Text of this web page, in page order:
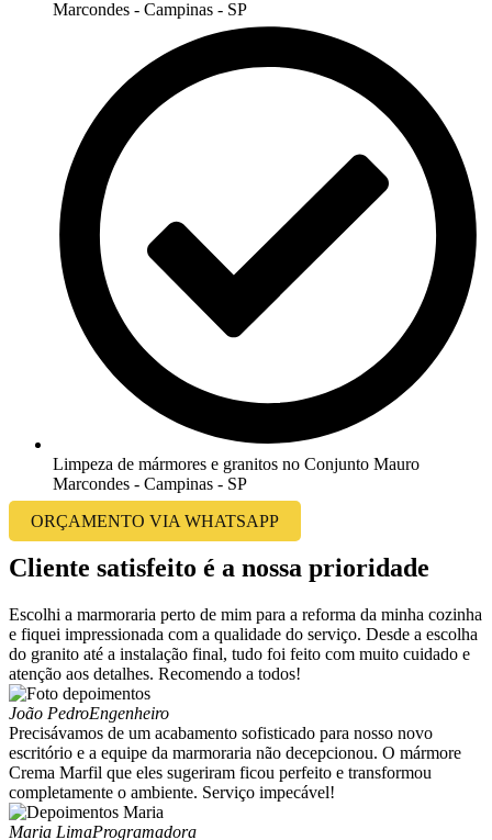
Marcondes - Campinas - SP
Limpeza de mármores e granitos no Conjunto Mauro
Marcondes - Campinas - SP
ORÇAMENTO VIA WHATSAPP
Cliente satisfeito é a nossa prioridade
Escolhi a marmoraria perto de mim para a reforma da minha cozinha
e fiquei impressionada com a qualidade do serviço. Desde a escolha
do granito até a instalação final, tudo foi feito com muito cuidado e
atenção aos detalhes. Recomendo a todos!
João PedroEngenheiro
Precisávamos de um acabamento sofisticado para nosso novo
escritório e a equipe da marmoraria não decepcionou. O mármore
Crema Marfil que eles sugeriram ficou perfeito e transformou
completamente o ambiente. Serviço impecável!
Maria LimaProgramadora